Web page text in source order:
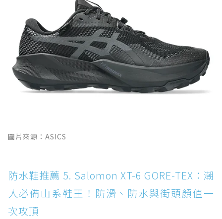
圖片來源：ASICS
防水鞋推薦 5. Salomon XT-6 GORE-TEX：潮
人必備山系鞋王！防滑、防水與街頭顏值一
次攻頂